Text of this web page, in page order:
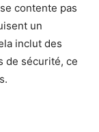
contente pas
un
inclut des
de sécurité, ce